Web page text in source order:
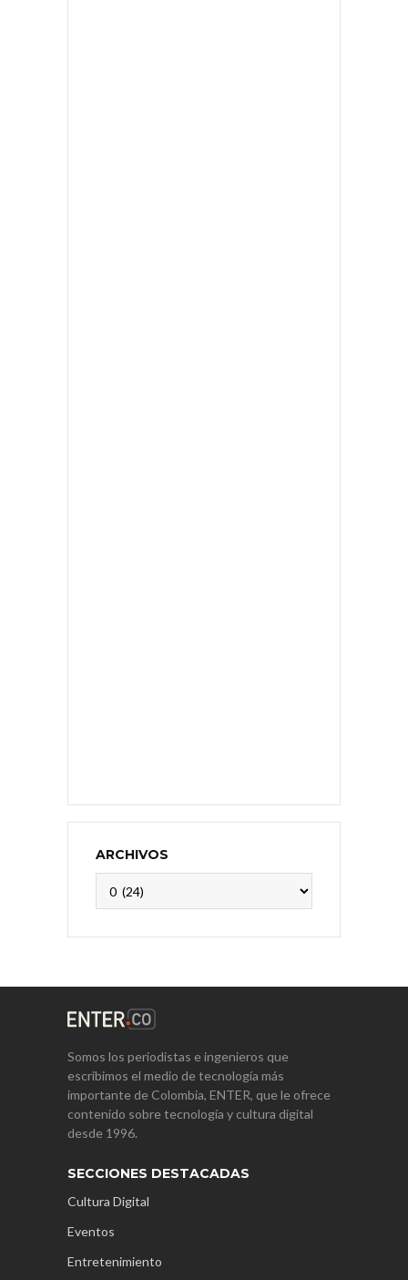
ARCHIVOS
Somos los periodistas e ingenieros que
escribimos el medio de tecnología más
importante de Colombia, ENTER, que le ofrece
contenido sobre tecnología y cultura digital
desde 1996.
SECCIONES DESTACADAS
Cultura Digital
Eventos
Entretenimiento